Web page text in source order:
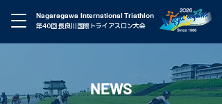
Nagaragawa International Triathlon
第40回 長良川国際トライアスロン大会
NEWS